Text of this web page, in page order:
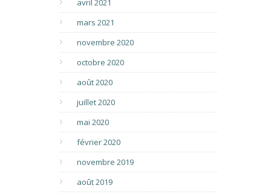
avril 2021
mars 2021
novembre 2020
octobre 2020
août 2020
juillet 2020
mai 2020
février 2020
novembre 2019
août 2019